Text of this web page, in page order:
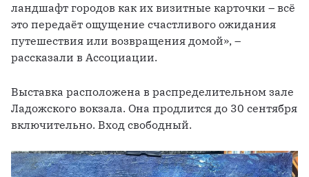
ландшафт городов как их визитные карточки – всё
это передаёт ощущение счастливого ожидания
путешествия или возвращения домой», –
рассказали в Ассоциации.
Выставка расположена в распределительном зале
Ладожского вокзала. Она продлится до 30 сентября
включительно. Вход свободный.